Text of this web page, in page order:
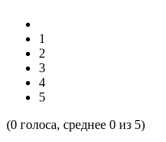
1
2
3
4
5
(0 голоса, среднее 0 из 5)